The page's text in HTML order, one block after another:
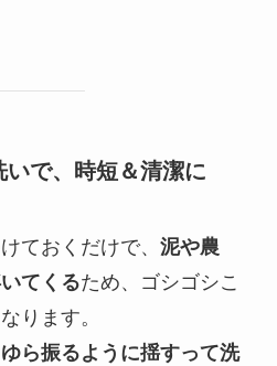
で、時短＆清潔に
ておくだけで、 泥や農
てくるため、ゴシゴシこ
ります。
ら振るように揺すって洗